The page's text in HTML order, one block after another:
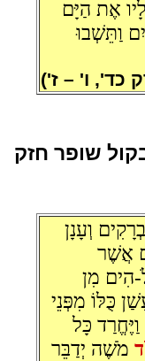
אֶת הַיָּם
וַתֵּשְׁבוּ
כד', ו' – ז')
שופר חזק
וְעָנָן
אֲשֶׁר
הִים מִן
כֻּלּוֹ מִפְּנֵי
כָּל
מֹשֶׁה יְדַבֵּר